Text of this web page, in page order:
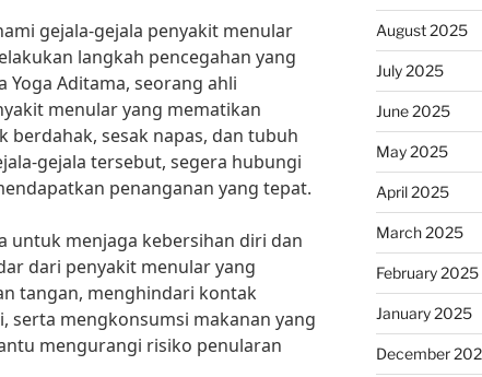
gejala-gejala penyakit menular
langkah pencegahan yang
Aditama, seorang ahli
menular yang mematikan
sesak napas, dan tubuh
gejala tersebut, segera hubungi
penanganan yang tepat.
untuk menjaga kebersihan diri dan
dari penyakit menular yang
tangan, menghindari kontak
serta mengkonsumsi makanan yang
mengurangi risiko penularan
August 2025
July 2025
June 2025
May 2025
April 2025
March 2025
February 2025
January 2025
December